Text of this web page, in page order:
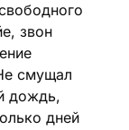
звон
смущал
дождь,
дней